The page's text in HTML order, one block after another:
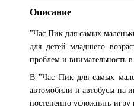
Описание
"Час Пик для самых
для детей младшего
проблем и внимательность
В "Час Пик для самых
автомобили и автобусы на
постепенно усложнять